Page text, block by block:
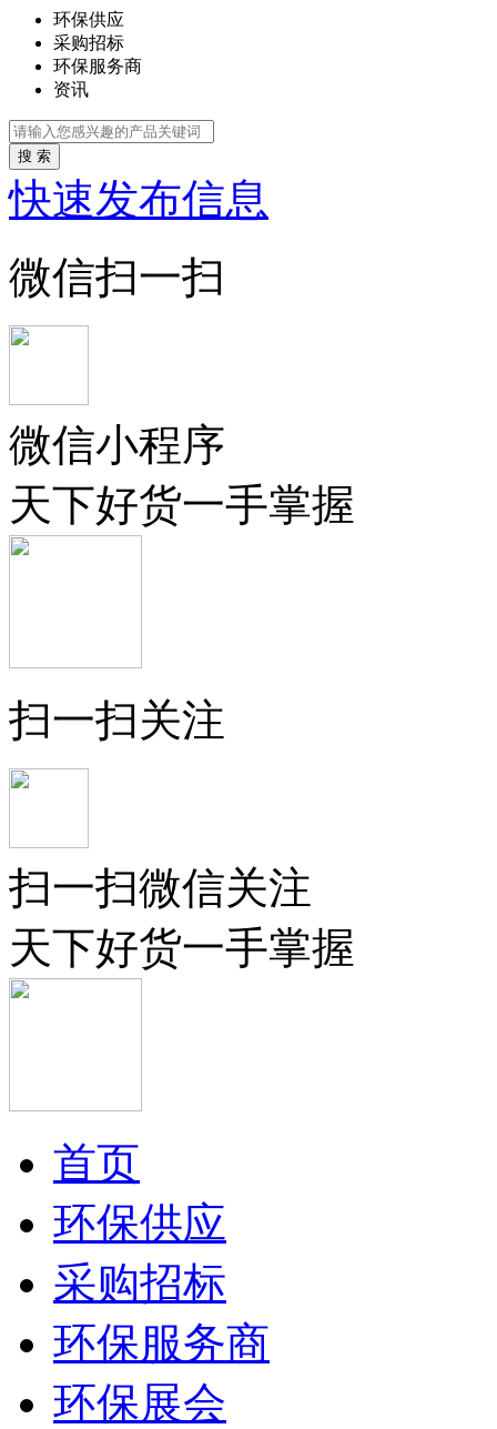
环保供应
采购招标
环保服务商
资讯
搜 索
快速发布信息
微信扫一扫
微信小程序
天下好货一手掌握
扫一扫关注
扫一扫微信关注
天下好货一手掌握
首页
环保供应
采购招标
环保服务商
环保展会